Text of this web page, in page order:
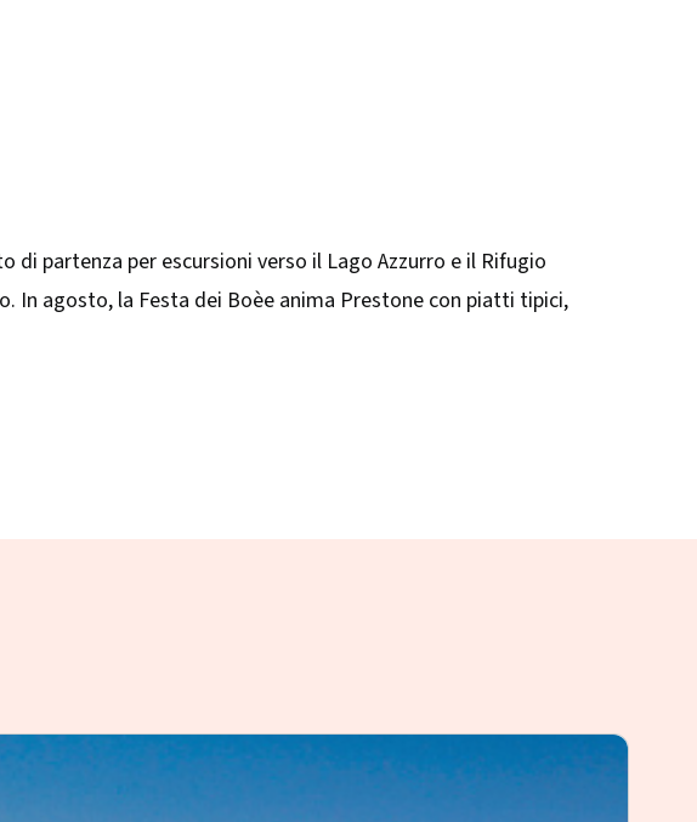
di partenza per escursioni verso il Lago Azzurro e il Rifugio
In agosto, la Festa dei Boèe anima Prestone con piatti tipici,